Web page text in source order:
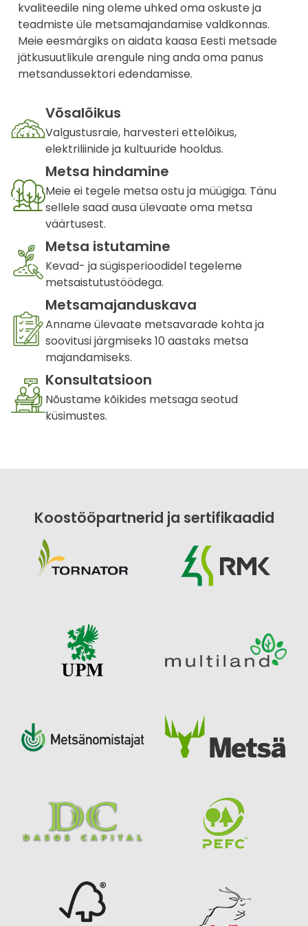
kvaliteedile ning oleme uhked oma oskuste ja
teadmiste üle metsamajandamise valdkonnas.
Meie eesmärgiks on aidata kaasa Eesti metsade
jätkusuutlikule arengule ning anda oma panus
metsandussektori edendamisse.
Võsalõikus
Valgustusraie, harvesteri ettelõikus,
elektriliinide ja kultuuride hooldus.
Metsa hindamine
Meie ei tegele metsa ostu ja müügiga. Tänu
sellele saad ausa ülevaate oma metsa
väärtusest.
Metsa istutamine
Kevad- ja sügisperioodidel tegeleme
metsaistutustöödega.
Metsamajanduskava
Anname ülevaate metsavarade kohta ja
soovitusi järgmiseks 10 aastaks metsa
majandamiseks.
Konsultatsioon
Nõustame kõikides metsaga seotud
küsimustes.
Koostööpartnerid ja sertifikaadid